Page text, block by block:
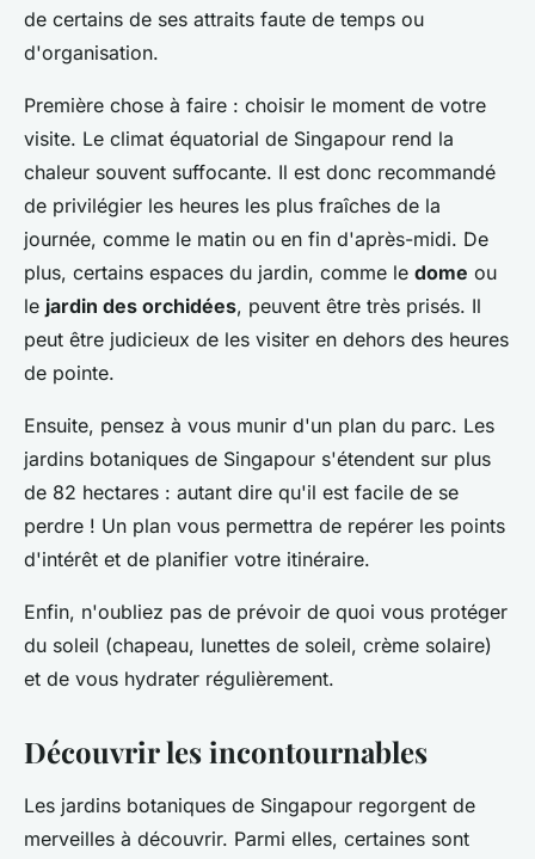
de certains de ses attraits faute de temps ou
d'organisation.
Première chose à faire : choisir le moment de votre
visite. Le climat équatorial de Singapour rend la
chaleur souvent suffocante. Il est donc recommandé
de privilégier les heures les plus fraîches de la
journée, comme le matin ou en fin d'après-midi. De
plus, certains espaces du jardin, comme le dome ou
le jardin des orchidées, peuvent être très prisés. Il
peut être judicieux de les visiter en dehors des heures
de pointe.
Ensuite, pensez à vous munir d'un plan du parc. Les
jardins botaniques de Singapour s'étendent sur plus
de 82 hectares : autant dire qu'il est facile de se
perdre ! Un plan vous permettra de repérer les points
d'intérêt et de planifier votre itinéraire.
Enfin, n'oubliez pas de prévoir de quoi vous protéger
du soleil (chapeau, lunettes de soleil, crème solaire)
et de vous hydrater régulièrement.
Découvrir les incontournables
Les jardins botaniques de Singapour regorgent de
merveilles à découvrir. Parmi elles, certaines sont